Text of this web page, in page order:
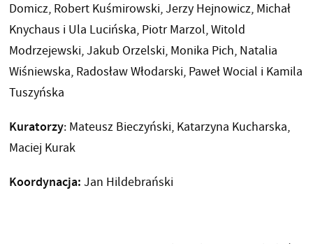
Domicz, Robert Kuśmirowski, Jerzy Hejnowicz, Michał
Knychaus i Ula Lucińska, Piotr Marzol, Witold
Modrzejewski, Jakub Orzelski, Monika Pich, Natalia
Wiśniewska, Radosław Włodarski, Paweł Wocial i Kamila
Tuszyńska
Kuratorzy: Mateusz Bieczyński, Katarzyna Kucharska,
Maciej Kurak
Koordynacja: Jan Hildebrański